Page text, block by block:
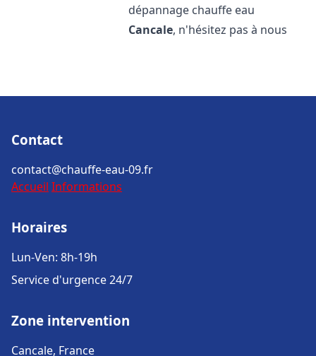
dépannage chauffe eau
Cancale, n'hésitez pas à nous
Contact
contact@chauffe-eau-09.fr
Accueil Informations
Horaires
Lun-Ven: 8h-19h
Service d'urgence 24/7
Zone intervention
Cancale, France